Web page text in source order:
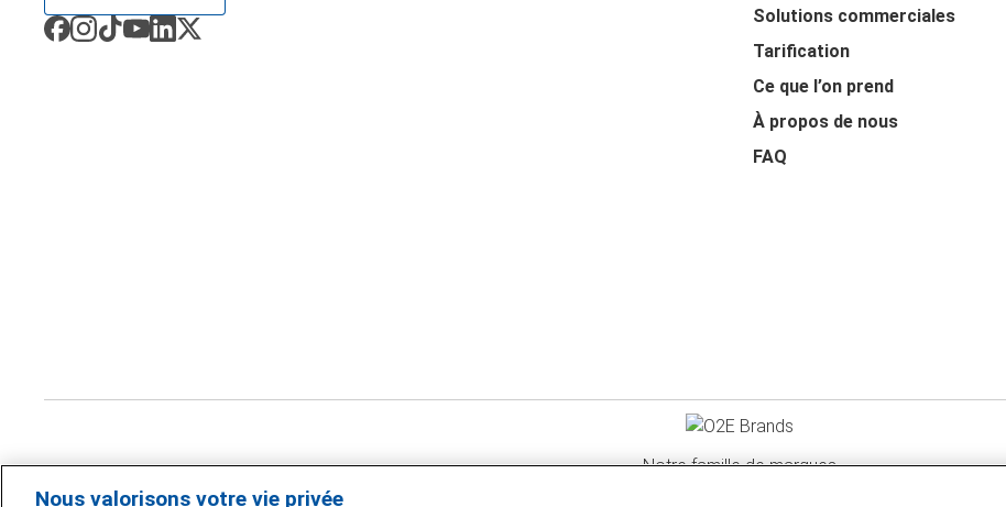
Solutions commerciales
Tarification
Ce que l’on prend
À propos de nous
FAQ
Notre famille de marques
Nous valorisons votre vie privée